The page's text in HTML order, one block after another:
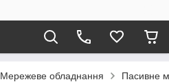
Мережеве обладнання Пасивне